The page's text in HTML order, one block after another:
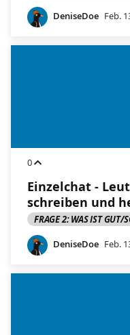
DeniseDoe Feb.
0
Einzelchat -
schreiben und
FRAGE 2: WAS IST GUT/
DeniseDoe Feb.